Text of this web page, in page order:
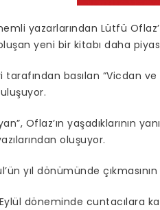
yazarlarından Lütfü
yeni bir kitabı daha
tarafından basılan “Vicdan
Oflaz’ın yaşadıklarının
oluşuyor.
yıl dönümünde
döneminde cuntacılara